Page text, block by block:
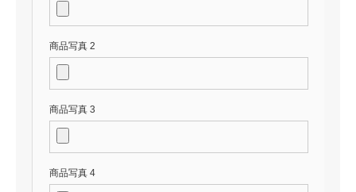
商品写真 2
商品写真 3
商品写真 4